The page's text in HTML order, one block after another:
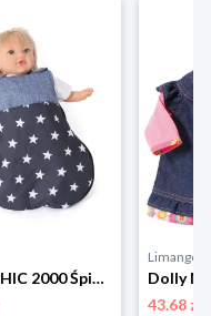
Bayer CHIC 2000 Śpiworek dla lalek - 3+ rozmiar: onesize
Limango
43.68 zł